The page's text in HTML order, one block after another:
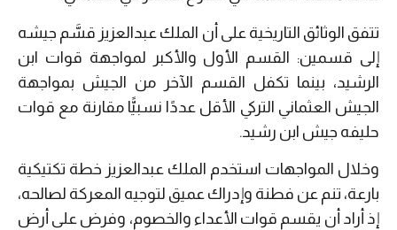
تتفق الوثائق التاريخية على أن الملك عبدالعزيز قسَّم جيشه
إلى قسمين: القسم الأول والأكبر لمواجهة قوات ابن
الرشيد، بينما تكفل القسم الآخر من الجيش بمواجهة
الجيش العثماني التركي الأقل عددًا نسبيًّا مقارنة مع قوات
حليفه جيش ابن رشيد.
وخلال المواجهات استخدم الملك عبدالعزيز خطة تكتيكية
بارعة، تنم عن فطنة وإدراك عميق لتوجيه المعركة لصالحه،
إذ أراد أن يقسم قوات الأعداء والخصوم، وفرض على أرض